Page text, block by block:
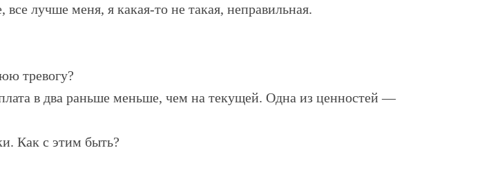
лучше меня, я какая-то не такая, неправильная.
тревогу?
в два раньше меньше, чем на текущей. Одна из ценностей —
Как с этим быть?